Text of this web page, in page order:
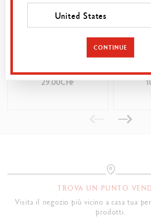
PENNA A SFERA 849™
29.00CHF
ETUI
TROVA UN PUNTO
Visita il negozio più vicino a casa tua
prodotti.
United States
CONTINUE